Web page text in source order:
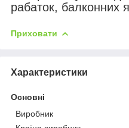
рабаток, балконних
Приховати
Характеристики
Основні
Виробник